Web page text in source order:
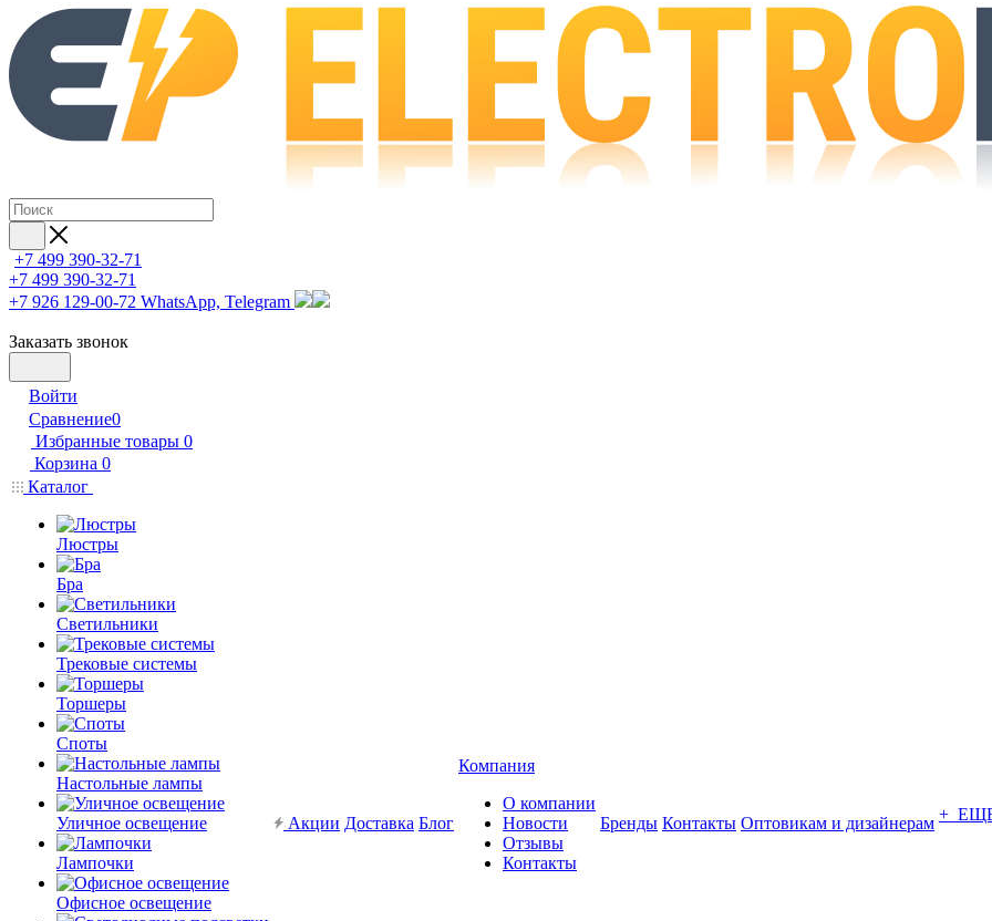
+7 499 390-32-71
+7 499 390-32-71
+7 926 129-00-72 WhatsApp, Telegram
Заказать звонок
Войти
Сравнение0
Избранные товары 0
Корзина 0
Каталог
Люстры
Бра
Светильники
Трековые системы
Торшеры
Споты
Настольные лампы
Уличное освещение
Лампочки
Офисное освещение
Акции Доставка Блог
Компания
О компании
Новости
Отзывы
Контакты
Бренды Контакты Оптовикам и дизайнерам +